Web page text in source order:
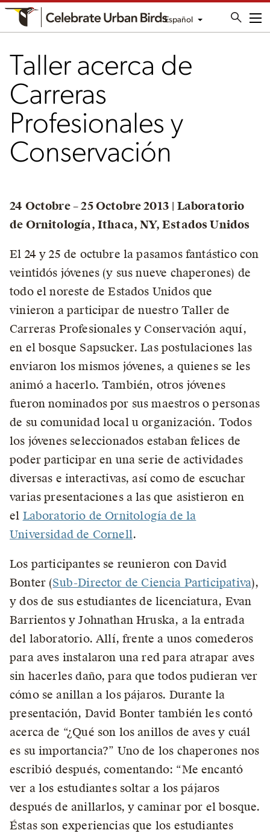
Español
Taller acerca de
Carreras
Profesionales y
Conservación
24 Octobre – 25 Octobre 2013 | Laboratorio
de Ornitología, Ithaca, NY, Estados Unidos
El 24 y 25 de octubre la pasamos fantástico con
veintidós jóvenes (y sus nueve chaperones) de
todo el noreste de Estados Unidos que
vinieron a participar de nuestro Taller de
Carreras Profesionales y Conservación aquí,
en el bosque Sapsucker. Las postulaciones las
enviaron los mismos jóvenes, a quienes se les
animó a hacerlo. También, otros jóvenes
fueron nominados por sus maestros o personas
de su comunidad local u organización. Todos
los jóvenes seleccionados estaban felices de
poder participar en una serie de actividades
diversas e interactivas, así como de escuchar
varias presentaciones a las que asistieron en
el Laboratorio de Ornitología de la
Universidad de Cornell.
Los participantes se reunieron con David
Bonter (Sub-Director de Ciencia Participativa),
y dos de sus estudiantes de licenciatura, Evan
Barrientos y Johnathan Hruska, a la entrada
del laboratorio. Allí, frente a unos comederos
para aves instalaron una red para atrapar aves
sin hacerles daño, para que todos pudieran ver
cómo se anillan a los pájaros. Durante la
presentación, David Bonter también les contó
acerca de “¿Qué son los anillos de aves y cuál
es su importancia?” Uno de los chaperones nos
escribió después, comentando: “Me encantó
ver a los estudiantes soltar a los pájaros
después de anillarlos, y caminar por el bosque.
Éstas son experiencias que los estudiantes